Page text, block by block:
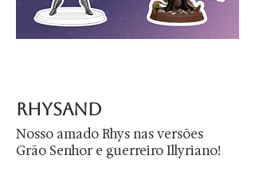
rhysand
Nosso amado Rhys nas versões
Grão Senhor e guerreiro Illyriano!